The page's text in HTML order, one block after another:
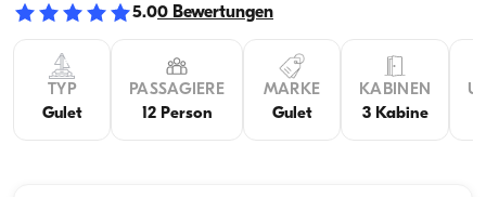
5.00 Bewertungen
TYP
Gulet
PASSAGIERE
12 Person
MARKE
Gulet
KABINEN
3 Kabine